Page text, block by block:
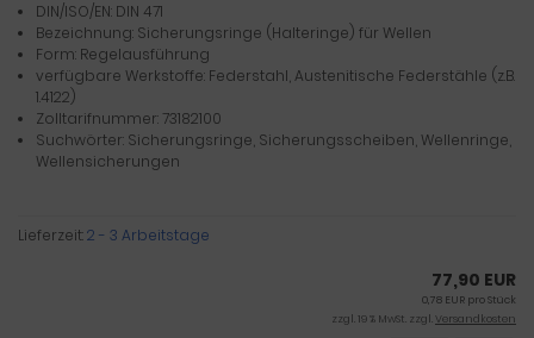
DIN/ISO/EN: DIN 471
Bezeichnung: Sicherungsringe (Halteringe) für Wellen
Form: Regelausführung
verfügbare Werkstoffe: Federstahl, Austenitische Federstähle (z.B.
1.4122)
Zolltarifnummer: 73182100
Suchwörter: Sicherungsringe, Sicherungsscheiben, Wellenringe,
Wellensicherungen
Lieferzeit:2 - 3 Arbeitstage
77,90 EUR
0,78 EUR pro Stück
zzgl. 19 % MwSt. zzgl.Versandkosten